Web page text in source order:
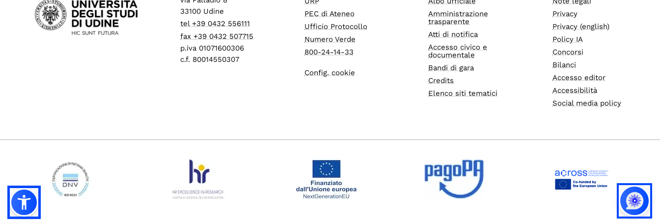
33100 Udine
tel +39 0432 556111
fax +39 0432 507715
p.iva 01071600306
c.f. 80014550307
PEC di Ateneo
Ufficio Protocollo
Numero Verde
800-24-14-33
Config. cookie
Amministrazione
trasparente
Atti di notifica
Accesso civico e
documentale
Bandi di gara
Credits
Elenco siti tematici
Privacy
Privacy (english)
Policy IA
Concorsi
Bilanci
Accesso editor
Accessibilità
Social media policy